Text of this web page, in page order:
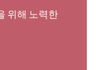
위해 노력한